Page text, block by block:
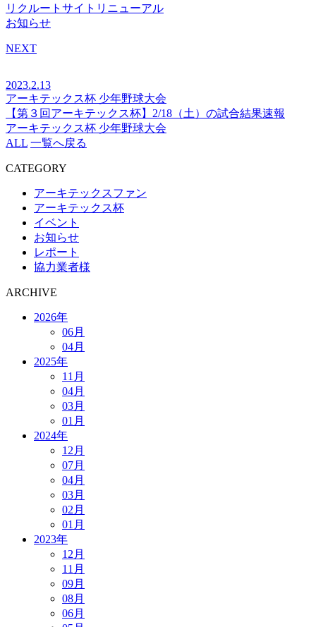
リクルートサイトリニューアル
お知らせ
NEXT
2023.2.13
アーキテックス杯 少年野球大会
【第３回アーキテックス杯】2/18（土）の試合結果速報
アーキテックス杯 少年野球大会
ALL 一覧へ戻る
CATEGORY
アーキテックスファン
アーキテックス杯
イベント
お知らせ
レポート
協力業者様
ARCHIVE
2026年
06月
04月
2025年
11月
04月
03月
01月
2024年
12月
07月
04月
03月
02月
01月
2023年
12月
11月
09月
08月
06月